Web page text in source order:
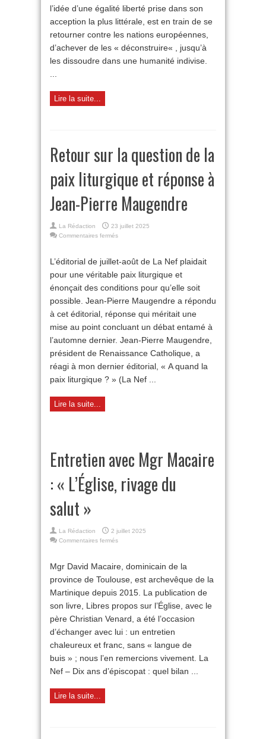
et
dissolution
de
nos
l’idée d’une égalité liberté prise dans son
acception la plus littérale, est en train de se
retourner contre les nations européennes,
d’achever de les « déconstruire« , jusqu’à
les dissoudre dans une humanité indivise.
...
Lire la suite...
Retour sur la question de la
paix liturgique et réponse à
Jean-Pierre Maugendre
La Rédaction
23 juillet 2025
Commentaires ferméssur
la
question
la
paix
liturgique
réponse
à
Jean-
Maugendre
L’éditorial de juillet-août de La Nef plaidait
pour une véritable paix liturgique et
énonçait des conditions pour qu’elle soit
possible. Jean-Pierre Maugendre a répondu
à cet éditorial, réponse qui méritait une
mise au point concluant un débat entamé à
l’automne dernier. Jean-Pierre Maugendre,
président de Renaissance Catholique, a
réagi à mon dernier éditorial, « A quand la
paix liturgique ? » (La Nef ...
Lire la suite...
Entretien avec Mgr Macaire
: « L’Église, rivage du
salut »
La Rédaction
2 juillet 2025
Commentaires ferméssur
Mgr
Macaire
« L’Église,
rivage
du
Mgr David Macaire, dominicain de la
province de Toulouse, est archevêque de la
Martinique depuis 2015. La publication de
son livre, Libres propos sur l’Église, avec le
père Christian Venard, a été l’occasion
d’échanger avec lui : un entretien
chaleureux et franc, sans « langue de
buis » ; nous l’en remercions vivement. La
Nef – Dix ans d’épiscopat : quel bilan ...
Lire la suite...